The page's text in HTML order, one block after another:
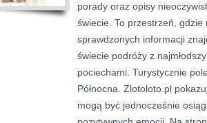
porady oraz opisy
świecie. To przestrzeń,
sprawdzonych informacji
świecie podróży z
pociechami. Turystycznie
Północna. Zlotoloto.pl
mogą być jednocześnie